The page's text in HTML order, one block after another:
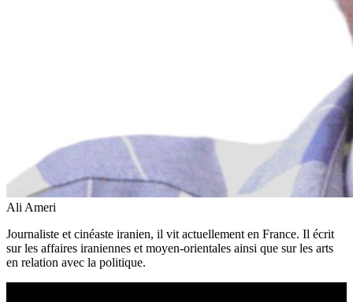
Ali Ameri
Journaliste et cinéaste iranien, il vit actuellement en France. Il écrit
sur les affaires iraniennes et moyen-orientales ainsi que sur les arts
en relation avec la politique.